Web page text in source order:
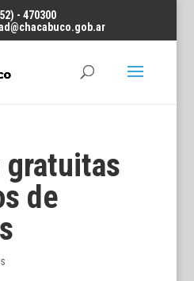
- 470300
gratuitas
de